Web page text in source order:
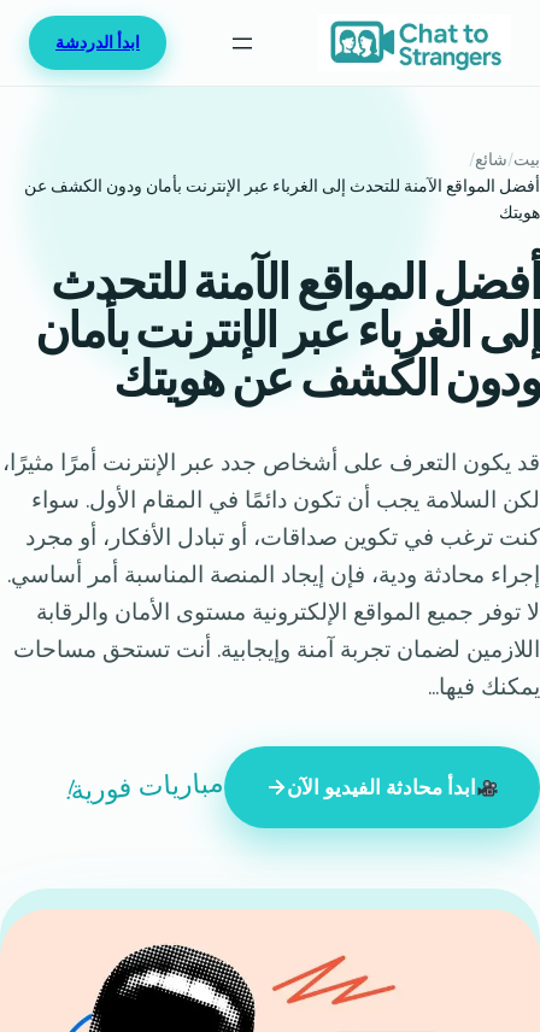
ابدأ الدردشة
بيت/شائع/
أفضل المواقع الآمنة للتحدث إلى الغرباء عبر الإنترنت بأمان ودون الكشف عن
هويتك
أفضل المواقع الآمنة للتحدث
إلى الغرباء عبر الإنترنت بأمان
ودون الكشف عن هويتك
قد يكون التعرف على أشخاص جدد عبر الإنترنت أمرًا مثيرًا،
لكن السلامة يجب أن تكون دائمًا في المقام الأول. سواء
كنت ترغب في تكوين صداقات، أو تبادل الأفكار، أو مجرد
إجراء محادثة ودية، فإن إيجاد المنصة المناسبة أمر أساسي.
لا توفر جميع المواقع الإلكترونية مستوى الأمان والرقابة
اللازمين لضمان تجربة آمنة وإيجابية. أنت تستحق مساحات
يمكنك فيها...
ابدأ محادثة الفيديو الآن مباريات فورية!